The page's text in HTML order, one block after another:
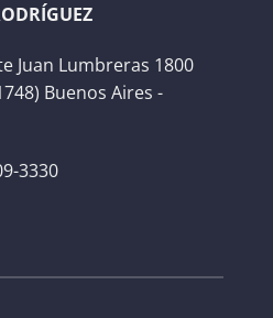
Juan Lumbreras 1800
Buenos Aires -
3330